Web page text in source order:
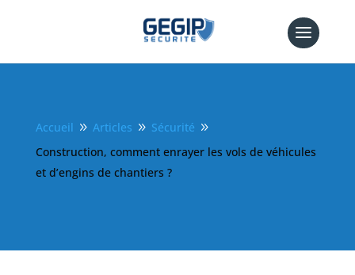
Accueil 9 Articles 9 Sécurité 9
Construction, comment enrayer les vols de véhicules
et d’engins de chantiers ?